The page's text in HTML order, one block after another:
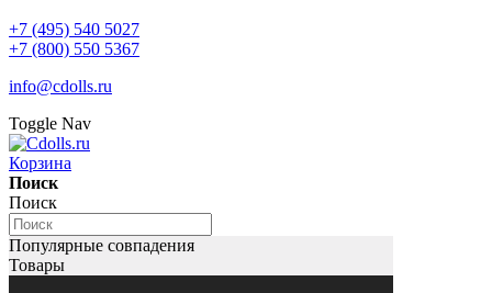
+7 (495) 540 5027
+7 (800) 550 5367
info@cdolls.ru
Toggle Nav
Корзина
Поиск
Поиск
Популярные совпадения
Товары